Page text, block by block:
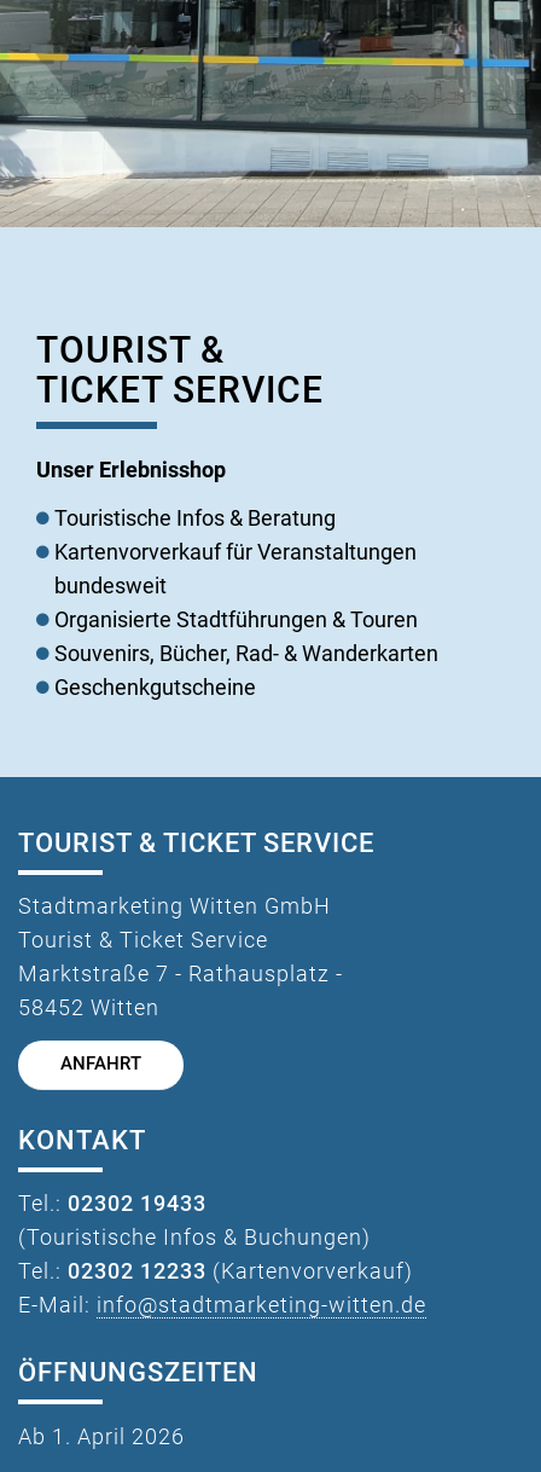
TOURIST &
TICKET SERVICE
Unser Erlebnisshop
Touristische Infos & Beratung
Kartenvorverkauf für Veranstaltungen
bundesweit
Organisierte Stadtführungen & Touren
Souvenirs, Bücher, Rad- & Wanderkarten
Geschenkgutscheine
TOURIST & TICKET SERVICE
Stadtmarketing Witten GmbH
Tourist & Ticket Service
Marktstraße 7 - Rathausplatz -
58452 Witten
ANFAHRT
KONTAKT
Tel.: 02302 19433
(Touristische Infos & Buchungen)
Tel.: 02302 12233 (Kartenvorverkauf)
E-Mail: info@stadtmarketing-witten.de
ÖFFNUNGSZEITEN
Ab 1. April 2026